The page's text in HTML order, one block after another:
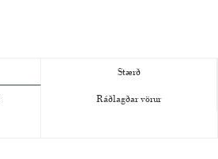
Stærð
Ráðlagðar vörur